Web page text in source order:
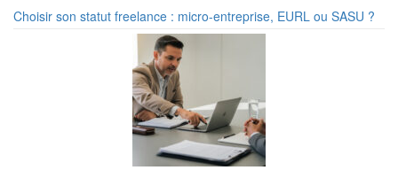
Choisir son statut freelance : micro-entreprise, EURL ou SASU ?